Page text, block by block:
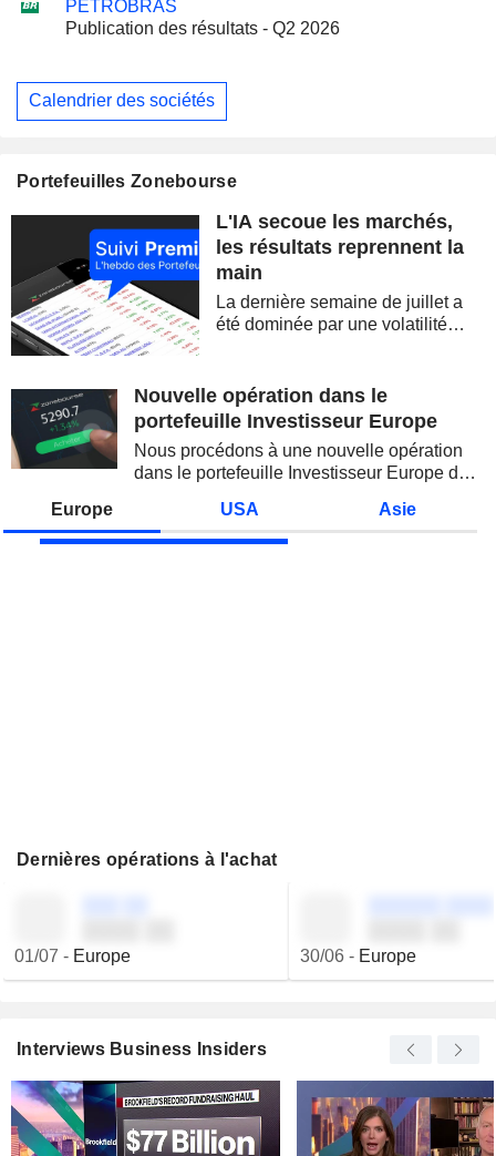
PETROBRAS
Publication des résultats - Q2 2026
Calendrier des sociétés
Portefeuilles Zonebourse
L'IA secoue les marchés,
les résultats reprennent la
main
La dernière semaine de juillet a
été dominée par une volatilité
semi-conducteurs. Les
inquiétudes sur la soutenabilité
Nouvelle opération dans le
portefeuille Investisseur Europe
Nous procédons à une nouvelle opération
dans le portefeuille Investisseur Europe de
Europe USA Asie
Dernières opérations à l'achat
01/07 - Europe 30/06- Europe
Interviews Business Insiders